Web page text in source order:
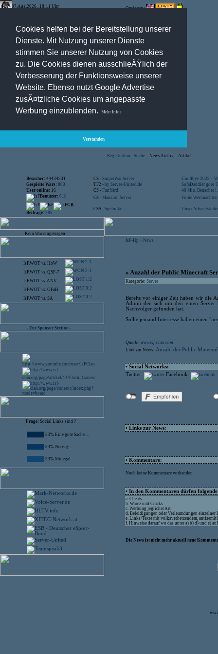
Cookies helfen bei der Bereitstellung unserer
Dienste. Mit Nutzung unserer Dienste
stimmen Sie unserer Nutzung von Cookies
zu. Die Cookies dienen ausschlieÃŸlich der
Verbesserung der Funktionsweise unserer
Website. Ebenso nutzt Google Advertise
zusÃ¤tzliche Cookies um angepasste
Werbung einzublenden.
Mehr Infos
Verstanden
07.Aug.2026 , 18:11 Uhr Optionen:
Registration - Suche - News Archiv - Artikel
Besucher: 44434331 CS - SniperWar Server
Goodbye 2025 –
Gespielte Wars: 803 TF2 - by Server-United.de
SofaDaddler goes
User online: 16 CS - FunYard
40 Mio. Beuscher
Benutzer: 618 CS - Mansion Server
Frohe
GB-
Beiträge: 285
CSS - Spelunke Unser
Kein War eingetragen
IsF.WOT vs. HoW 2:1
IsF.WOT vs. QSF-7 2:1
IsF.WOT vs.ANV 1:2
IsF.WOT vs. OFaH 0:2
IsF.WOT vs. SA 0:2
- Zur Sponsor Section -
Frage: Social Links sind ?
33% Eine gute Sache ...
33% Nervig ...
33% Mir egal ...
IsF-Hp > News
» Anzahl der Public Minecraft
Kategorie: Server
Bereits vor einiger Zeit haben wir die
Admin der sich um den einen
Nachvolger gefunden hat.
Sollte jemand Interresse haben einen
Quelle: www.isf-clan.com
Link zur News: Anzahl der Public
• Social Networks:
Twitter:
Facebook:
• Links zur News:
• Kommentare:
Noch keine Kommentare vorhanden
• In den Kommentaren dürfen
a. Cheats
b. Warez und Cracks
c. Werbung jeglicher Art
d. Beleidigungen oder Verleumdungen einzelner
e. Links/Texte mit volksverhetzendem,
f. Hinweise darauf wo das unter a) b) d) und e)
Die News ist nicht mehr aktuell neue